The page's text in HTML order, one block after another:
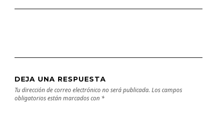
DEJA UNA RESPUESTA
Tu dirección de correo electrónico no será publicada. Los campos
obligatorios están marcados con *